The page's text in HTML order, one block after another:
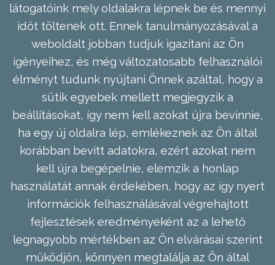
látogatóink mely oldalakra lépnek be és mennyi
időt töltenek ott. Ennek tanulmányozásával a
weboldalt jobban tudjuk igazítani az Ön
igényeihez, és még változatosabb felhasználói
élményt tudunk nyújtani Önnek azáltal, hogy a
sütik egyebek mellett megjegyzik a
beállításokat, így nem kell azokat újra bevinnie,
ha egy új oldalra lép, emlékeznek az Ön által
korábban bevitt adatokra, ezért azokat nem
kell újra begépelnie, elemzik a honlap
használatát annak érdekében, hogy az így nyert
információk felhasználásával végrehajtott
fejlesztések eredményeként az a lehető
legnagyobb mértékben az Ön elvárásai szerint
működjön, könnyen megtalálja az Ön által